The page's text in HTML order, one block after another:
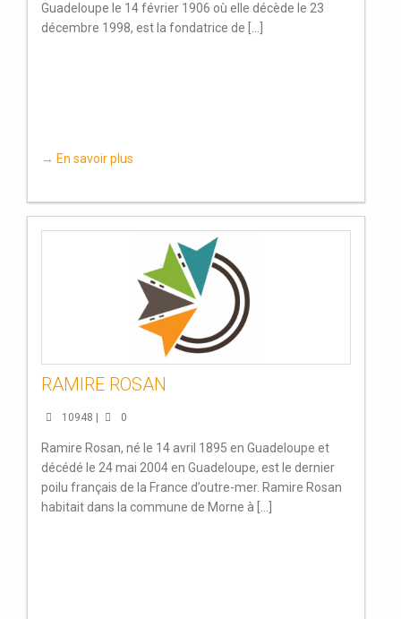
Guadeloupe le 14 février 1906 où elle décède le 23
décembre 1998, est la fondatrice de [...]
→ En savoir plus
RAMIRE ROSAN
10948 | 0
Ramire Rosan, né le 14 avril 1895 en Guadeloupe et
décédé le 24 mai 2004 en Guadeloupe, est le dernier
poilu français de la France d’outre-mer. Ramire Rosan
habitait dans la commune de Morne à [...]